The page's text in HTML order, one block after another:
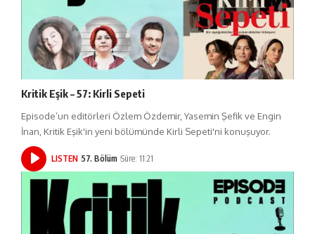
Kritik Eşik – 57: Kirli Sepeti
Episode’un editörleri Özlem Özdemir, Yasemin Şefik ve Engin
İnan, Kritik Eşik'in yeni bölümünde Kirli Sepeti'ni konuşuyor.
LISTEN 57. Bölüm Süre: 11:21